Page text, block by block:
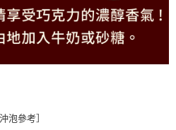
後付 」之結帳頁面顯示為準，若有關於
等相關疑問，請聯繫「AFTEE先享後付
support/home
以下網址：
沖泡參考］